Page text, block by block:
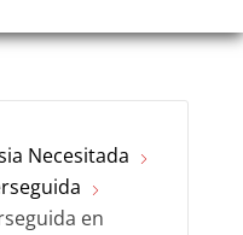
Necesitada
en